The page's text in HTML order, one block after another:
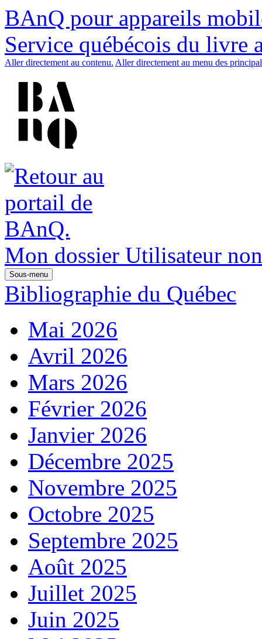
BAnQ pour appareils
Service québécois du livre
Aller directement au contenu. Aller directement au menu des
Mon dossier Utilisateur
Sous-menu
Bibliographie du Québec
Mai 2026
Avril 2026
Mars 2026
Février 2026
Janvier 2026
Décembre 2025
Novembre 2025
Octobre 2025
Septembre 2025
Août 2025
Juillet 2025
Juin 2025